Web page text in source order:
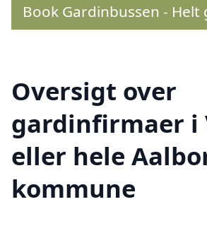
Book Gardinbussen - Helt
Oversigt over
gardinfirmaer i
eller hele
kommune